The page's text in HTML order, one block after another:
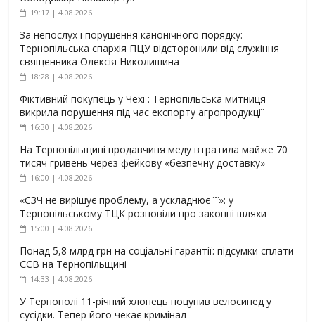
19:17 | 4.08.2026
За непослух і порушення канонічного порядку:
Тернопільська єпархія ПЦУ відсторонили від служіння
священника Олексія Николишина
18:28 | 4.08.2026
Фіктивний покупець у Чехії: Тернопільська митниця
викрила порушення під час експорту агропродукції
16:30 | 4.08.2026
На Тернопільщині продавчиня меду втратила майже 70
тисяч гривень через фейкову «безпечну доставку»
16:00 | 4.08.2026
«СЗЧ не вирішує проблему, а ускладнює її»: у
Тернопільському ТЦК розповіли про законні шляхи
15:00 | 4.08.2026
Понад 5,8 млрд грн на соціальні гарантії: підсумки сплати
ЄСВ на Тернопільщині
14:33 | 4.08.2026
У Тернополі 11-річний хлопець поцупив велосипед у
сусідки. Тепер його чекає кримінал